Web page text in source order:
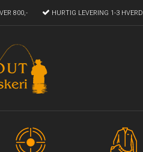
800,- HURTIG LEVERING 1-3